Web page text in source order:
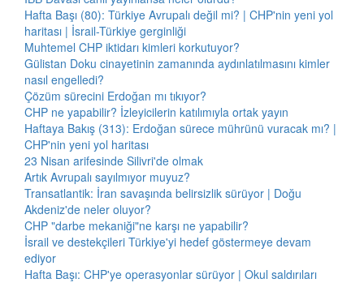
Hafta Başı (80): Türkiye Avrupalı değil mi? | CHP'nin yeni yol
haritası | İsrail-Türkiye gerginliği
Muhtemel CHP iktidarı kimleri korkutuyor?
Gülistan Doku cinayetinin zamanında aydınlatılmasını kimler
nasıl engelledi?
Çözüm sürecini Erdoğan mı tıkıyor?
CHP ne yapabilir? İzleyicilerin katılımıyla ortak yayın
Haftaya Bakış (313): Erdoğan sürece mührünü vuracak mı? |
CHP'nin yeni yol haritası
23 Nisan arifesinde Silivri'de olmak
Artık Avrupalı sayılmıyor muyuz?
Transatlantik: İran savaşında belirsizlik sürüyor | Doğu
Akdeniz'de neler oluyor?
CHP "darbe mekaniği"ne karşı ne yapabilir?
İsrail ve destekçileri Türkiye'yi hedef göstermeye devam
ediyor
Hafta Başı: CHP'ye operasyonlar sürüyor | Okul saldırıları